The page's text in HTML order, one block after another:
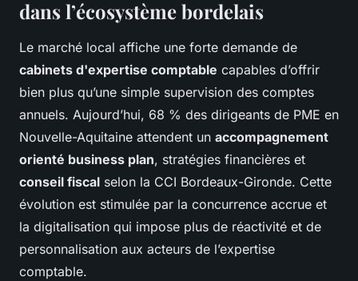
dans l’écosystème bordelais
Le marché local affiche une forte demande de
cabinets d'expertise comptable capables d’offrir
bien plus qu’une simple supervision des comptes
annuels. Aujourd’hui, 68 % des dirigeants de PME en
Nouvelle-Aquitaine attendent un accompagnement
orienté business plan, stratégies financières et
conseil fiscal selon la CCI Bordeaux-Gironde. Cette
évolution est stimulée par la concurrence accrue et
la digitalisation qui impose plus de réactivité et de
personnalisation aux acteurs de l’expertise
comptable.